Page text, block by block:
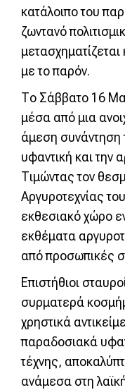
κατάλοιπο του
ζωντανό
μετασχηματίζεται
με το παρόν.
Το Σάββατο 16
μέσα από μια
άμεση συνάντηση
υφαντική και την
Τιμώντας τον
Αργυροτεχνίας
εκθεσιακό χώρο
εκθέματα
από προσωπικές
Επιστήθιοι
συρματερά
χρηστικά
παραδοσιακά
τέχνης,
ανάμεσα στη